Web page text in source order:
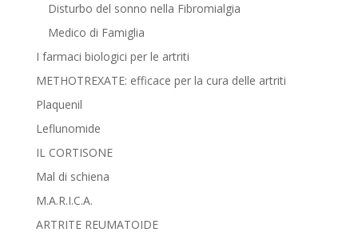
Disturbo del sonno nella Fibromialgia
Medico di Famiglia
I farmaci biologici per le artriti
METHOTREXATE: efficace per la cura delle artriti
Plaquenil
Leflunomide
IL CORTISONE
Mal di schiena
M.A.R.I.C.A.
ARTRITE REUMATOIDE